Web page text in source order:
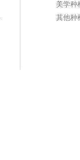
美学种
其他种